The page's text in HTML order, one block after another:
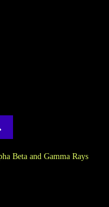
Beta and Gamma Rays